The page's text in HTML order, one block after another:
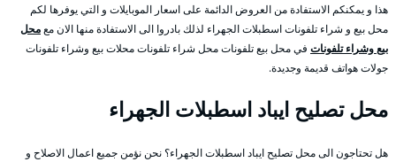
هذا و يمكنكم الاستفادة من العروض الدائمة على اسعار الموبايلات و التي يوفرها لكم
محل بيع و شراء تلفونات اسطبلات الجهراء لذلك بادروا الى الاستفادة منها الان معمحل
بيع وشراء تلفونات في محل بيع تلفونات محل شراء تلفونات محلات بيع وشراء تلفونات
جولات هواتف قديمة وجديدة.
محل تصليح ايباد اسطبلات الجهراء
هل تحتاجون الى محل تصليح ايباد اسطبلات الجهراء؟ نحن نؤمن جميع اعمال الاصلاح و